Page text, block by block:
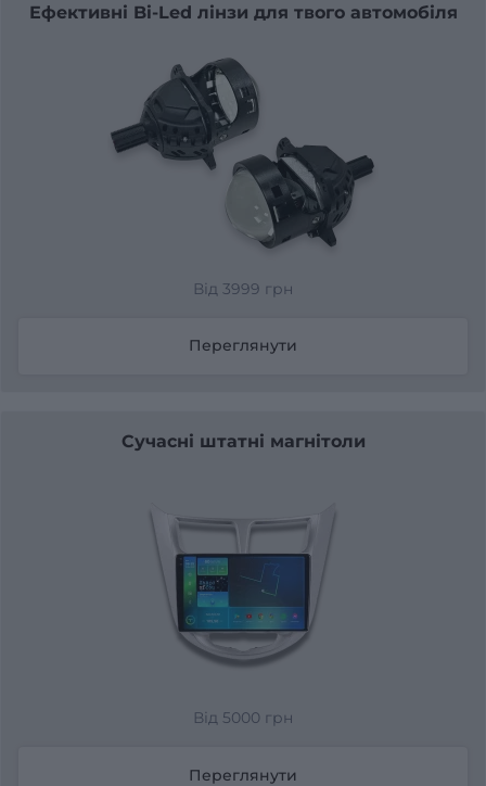
Ефективні Bi-Led лінзи для твого автомобіля
Від 3999 грн
Переглянути
Сучасні штатні магнітоли
Від 5000 грн
Переглянути